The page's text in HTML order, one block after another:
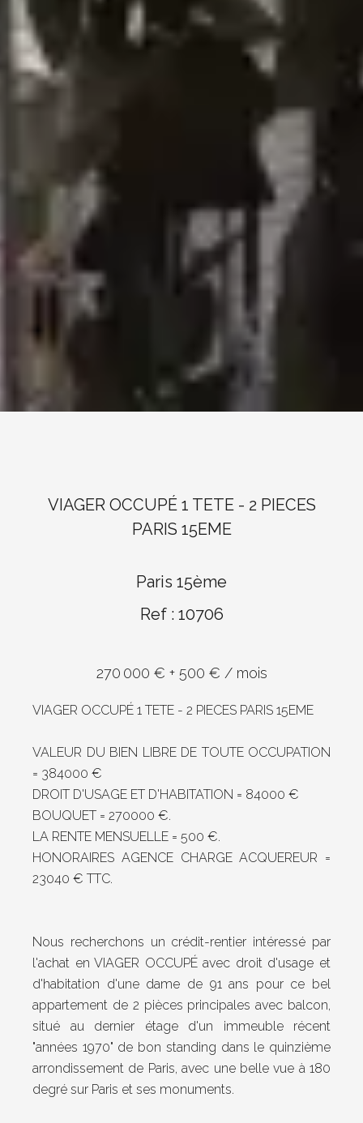
VIAGER OCCUPÉ 1 TETE - 2 PIECES
PARIS 15EME
Paris 15ème
Ref : 10706
270 000 € + 500 € / mois
VIAGER OCCUPÉ 1 TETE - 2 PIECES PARIS 15EME
VALEUR DU BIEN LIBRE DE TOUTE OCCUPATION
= 384000 €
DROIT D'USAGE ET D'HABITATION = 84000 €
BOUQUET = 270000 €.
LA RENTE MENSUELLE = 500 €.
HONORAIRES AGENCE CHARGE ACQUEREUR =
23040 € TTC.
Nous recherchons un crédit-rentier intéressé par
l'achat en VIAGER OCCUPÉ avec droit d'usage et
d'habitation d'une dame de 91 ans pour ce bel
appartement de 2 pièces principales avec balcon,
situé au dernier étage d'un immeuble récent
"années 1970" de bon standing dans le quinzième
arrondissement de Paris, avec une belle vue à 180
degré sur Paris et ses monuments.